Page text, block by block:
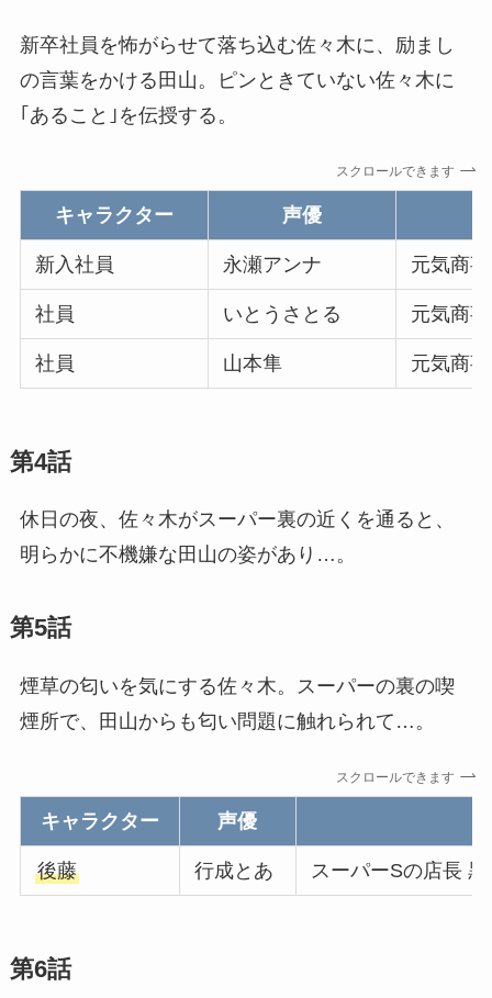
新卒社員を怖がらせて落ち込む佐々木に、励まし
の言葉をかける田山。ピンときていない佐々木に
｢あること｣を伝授する。
スクロールできます
キャラクター 声優
新入社員 永瀬アンナ 元気商
社員 いとうさとる 元気商事
社員 山本隼 元気商事
第4話
休日の夜、佐々木がスーパー裏の近くを通ると、
明らかに不機嫌な田山の姿があり…。
第5話
煙草の匂いを気にする佐々木。スーパーの裏の喫
煙所で、田山からも匂い問題に触れられて…。
スクロールできます
キャラクター 声優
後藤 行成とあ スーパーSの店長
第6話